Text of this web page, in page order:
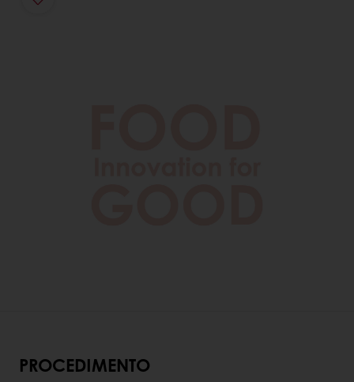
PROCEDIMENTO